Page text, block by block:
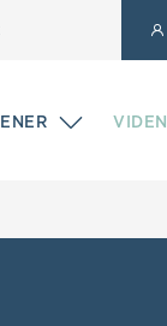
VIDEN